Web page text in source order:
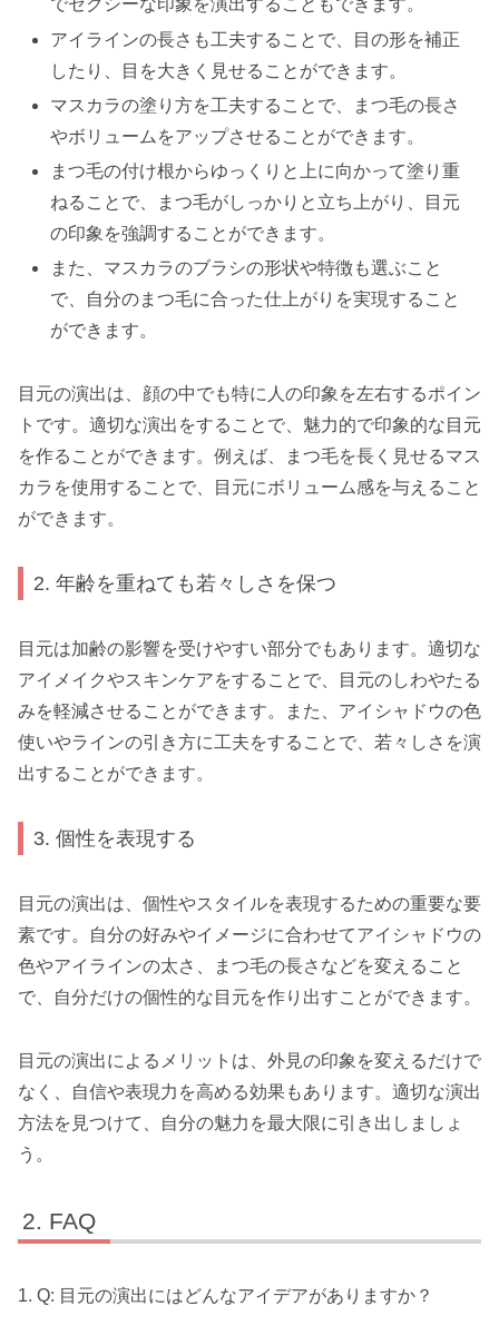
でセクシーな印象を演出することもできます。
アイラインの長さも工夫することで、目の形を補正
したり、目を大きく見せることができます。
マスカラの塗り方を工夫することで、まつ毛の長さ
やボリュームをアップさせることができます。
まつ毛の付け根からゆっくりと上に向かって塗り重
ねることで、まつ毛がしっかりと立ち上がり、目元
の印象を強調することができます。
また、マスカラのブラシの形状や特徴も選ぶこと
で、自分のまつ毛に合った仕上がりを実現すること
ができます。
目元の演出は、顔の中でも特に人の印象を左右するポイン
トです。適切な演出をすることで、魅力的で印象的な目元
を作ることができます。例えば、まつ毛を長く見せるマス
カラを使用することで、目元にボリューム感を与えること
ができます。
2. 年齢を重ねても若々しさを保つ
目元は加齢の影響を受けやすい部分でもあります。適切な
アイメイクやスキンケアをすることで、目元のしわやたる
みを軽減させることができます。また、アイシャドウの色
使いやラインの引き方に工夫をすることで、若々しさを演
出することができます。
3. 個性を表現する
目元の演出は、個性やスタイルを表現するための重要な要
素です。自分の好みやイメージに合わせてアイシャドウの
色やアイラインの太さ、まつ毛の長さなどを変えること
で、自分だけの個性的な目元を作り出すことができます。
目元の演出によるメリットは、外見の印象を変えるだけで
なく、自信や表現力を高める効果もあります。適切な演出
方法を見つけて、自分の魅力を最大限に引き出しましょ
う。
FAQ
1. Q: 目元の演出にはどんなアイデアがありますか？